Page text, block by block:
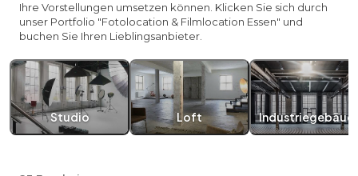
Ihre Vorstellungen umsetzen können. Klicken Sie sich durch
unser Portfolio "Fotolocation & Filmlocation Essen" und
buchen Sie Ihren Lieblingsanbieter.
Studio Loft